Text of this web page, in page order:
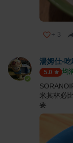
+ 3
湯姆仕-
5.0 均
米其林必
要